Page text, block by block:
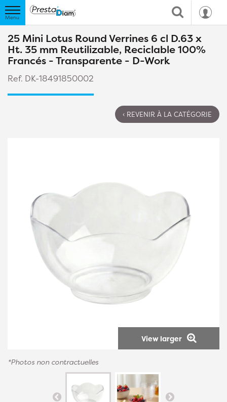
25 Mini Lotus Round Verrines 6 cl D.63 x
Ht. 35 mm Reutilizable, Reciclable 100%
Francés - Transparente - D-Work
Ref. DK-18491850002
‹ REVENIR À LA CATÉGORIE
View larger
*Photos non contractuelles